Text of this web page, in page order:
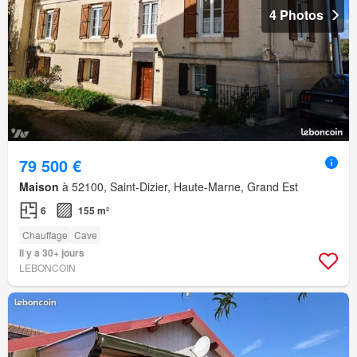
4 Photos
79 500 €
Maison à 52100, Saint-Dizier, Haute-Marne, Grand Est
6 155 m²
Chauffage Cave
Il y a 30+ jours
LEBONCOIN